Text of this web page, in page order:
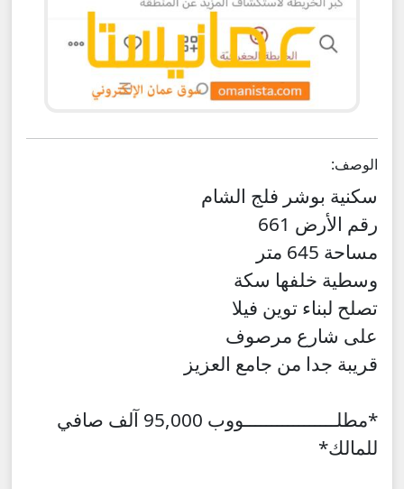
الوصف:
سكنية بوشر فلج الشام
رقم الأرض 661
مساحة 645 متر
وسطية خلفها سكة
تصلح لبناء توين فيلا
على شارع مرصوف
قريبة جدا من جامع العزيز
*مطلـــــــــــــــــووب 95,000 آلف صافي
للمالك*